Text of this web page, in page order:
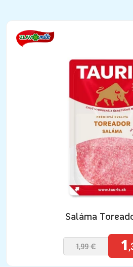
Saláma
1,99 € 1